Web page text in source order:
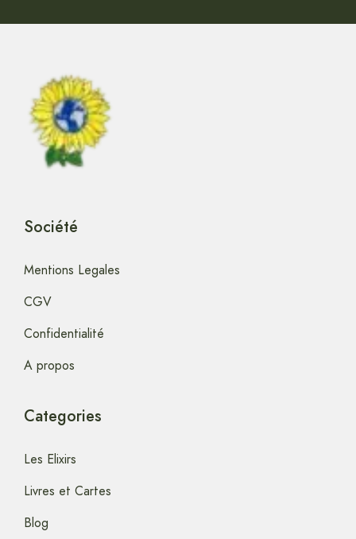
Société
Mentions Legales
CGV
Confidentialité
A propos
Categories
Les Elixirs
Livres et Cartes
Blog